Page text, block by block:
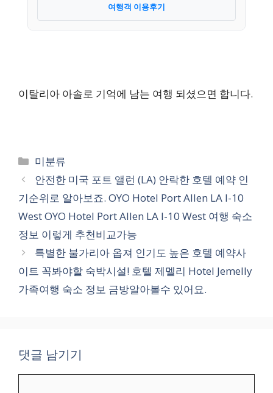
여행객 이용후기
이탈리아 아솔로 기억에 남는 여행 되셨으면 합니다.
카
테
리
미분류
안전한 미국 포트 앨런 (LA) 안락한 호텔 예약 인
기순위로 알아보죠. OYO Hotel Port Allen LA I-10
West OYO Hotel Port Allen LA I-10 West 여행 숙소
정보 이렇게 추천비교가능
특별한 불가리아 옵져 인기도 높은 호텔 예약사
이트 꼭봐야할 숙박시설! 호텔 제멜리 Hotel Jemelly
가족여행 숙소 정보 금방알아볼수 있어요.
댓글 남기기